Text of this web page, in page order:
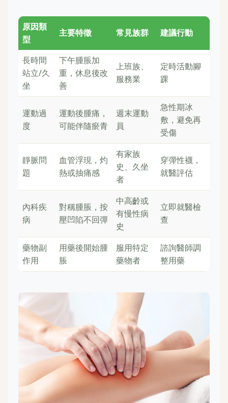
原因類
型
主要特徵 常見族群 建議行動
長時間
站立/久
坐
下午腫脹加
重，休息後改
善
上班族、
服務業
定時活動腳
踝
運動過
度
運動後腫痛，
可能伴隨瘀青
週末運動
員
急性期冰
敷，避免再
受傷
靜脈問
題
血管浮現，灼
熱或抽痛感
有家族
史、久坐
者
穿彈性襪，
就醫評估
內科疾
病
對稱腫脹，按
壓凹陷不回彈
中高齡或
有慢性病
史
立即就醫檢
查
藥物副
作用
用藥後開始腫
脹
服用特定
藥物者
諮詢醫師調
整用藥